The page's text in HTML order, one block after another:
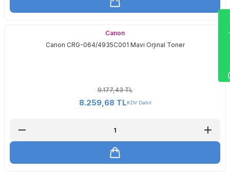
Canon
Canon CRG-064/4935C001 Mavi Orjinal Toner
9.177,43 TL
8.259,68 TLKDV Dahil